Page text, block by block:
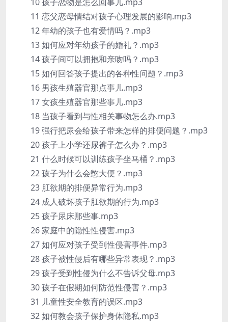
11 恋父恋母情结对孩子心理发展的影响.mp3
12 年幼的孩子也有爱情吗？.mp3
13 如何应对年幼孩子的婚礼？.mp3
14 孩子间可以拥抱和亲吻吗？.mp3
15 如何回答孩子提出的各种性问题？.mp3
16 男孩生殖器官那点事儿.mp3
17 女孩生殖器官那些事儿.mp3
18 当孩子看到与性相关事物怎么办.mp3
19 强行把尿会给孩子带来怎样的排便问题？.mp3
20 孩子上小学还尿裤子怎么办？.mp3
21 什么时候可以训练孩子坐马桶？.mp3
22 孩子为什么会憋大便？.mp3
23 肛欲期的排便异常行为.mp3
24 成人破坏孩子肛欲期的行为.mp3
25 孩子尿床那些事.mp3
26 家庭中的隐性性侵害.mp3
27 如何应对孩子受到性侵害事件.mp3
28 孩子被性侵后有哪些异常表现？.mp3
29 孩子受到性侵为什么不告诉父母.mp3
30 孩子在假期如何防范性侵害？.mp3
31 儿童性安全教育的误区.mp3
32 如何教会孩子保护身体隐私.mp3